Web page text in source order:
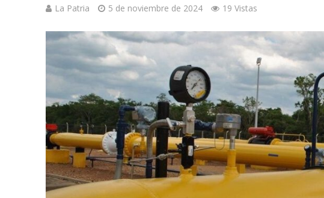
La Patria 5 de noviembre de 2024 19 Vistas